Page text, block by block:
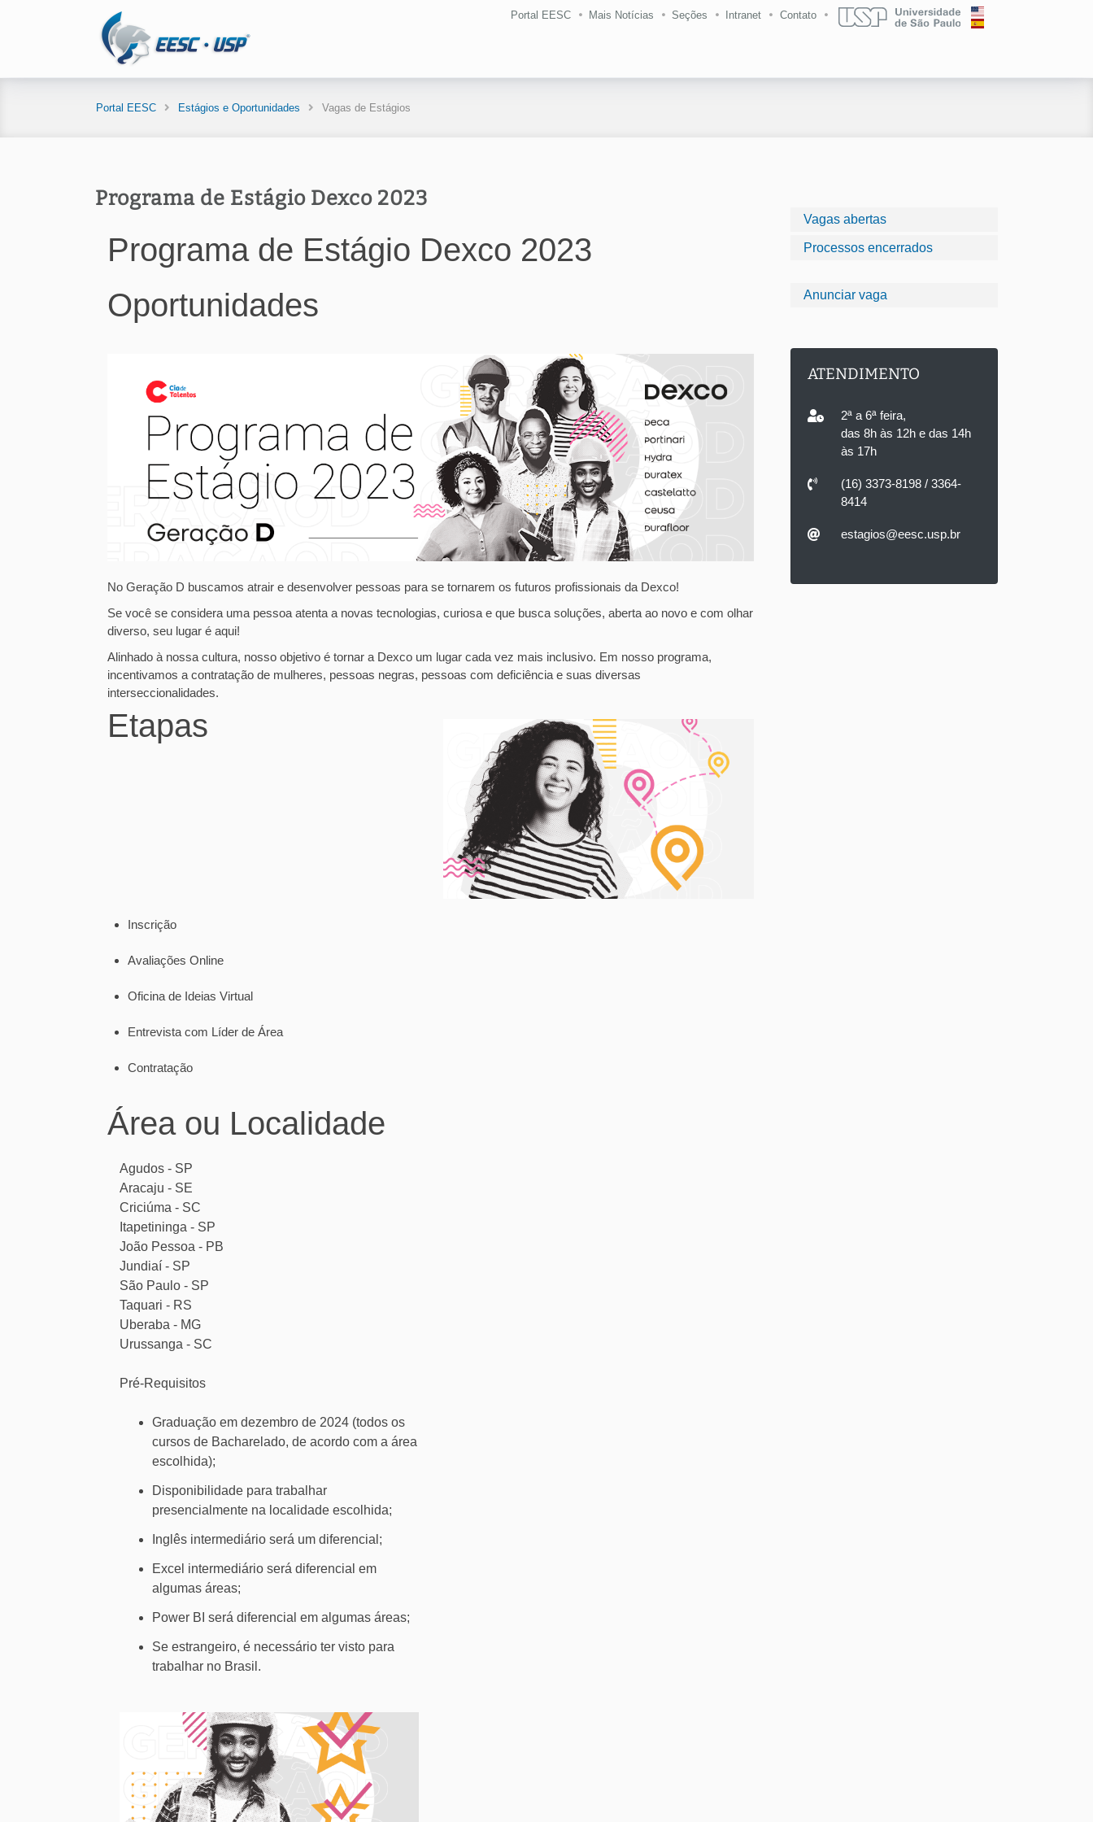
Portal EESC Mais Notícias Seções Intranet Contato
Portal EESC Estágios e Oportunidades Vagas de Estágios
Vagas abertas
Processos encerrados
Anunciar vaga
ATENDIMENTO
2ª a 6ª feira,
das 8h às 12h e das 14h
às 17h
(16) 3373-8198 / 3364-
8414
estagios@eesc.usp.br
Programa de Estágio Dexco 2023
Programa de Estágio Dexco 2023
Oportunidades
No Geração D buscamos atrair e desenvolver pessoas para se tornarem os futuros profissionais da Dexco!
Se você se considera uma pessoa atenta a novas tecnologias, curiosa e que busca soluções, aberta ao novo e com olhar
diverso, seu lugar é aqui!
Alinhado à nossa cultura, nosso objetivo é tornar a Dexco um lugar cada vez mais inclusivo. Em nosso programa,
incentivamos a contratação de mulheres, pessoas negras, pessoas com deficiência e suas diversas
interseccionalidades.
Etapas
Inscrição
Avaliações Online
Oficina de Ideias Virtual
Entrevista com Líder de Área
Contratação
Área ou Localidade
Agudos - SP
Aracaju - SE
Criciúma - SC
Itapetininga - SP
João Pessoa - PB
Jundiaí - SP
São Paulo - SP
Taquari - RS
Uberaba - MG
Urussanga - SC
Pré-Requisitos
Graduação em dezembro de 2024 (todos os
cursos de Bacharelado, de acordo com a área
escolhida);
Disponibilidade para trabalhar
presencialmente na localidade escolhida;
Inglês intermediário será um diferencial;
Excel intermediário será diferencial em
algumas áreas;
Power BI será diferencial em algumas áreas;
Se estrangeiro, é necessário ter visto para
trabalhar no Brasil.